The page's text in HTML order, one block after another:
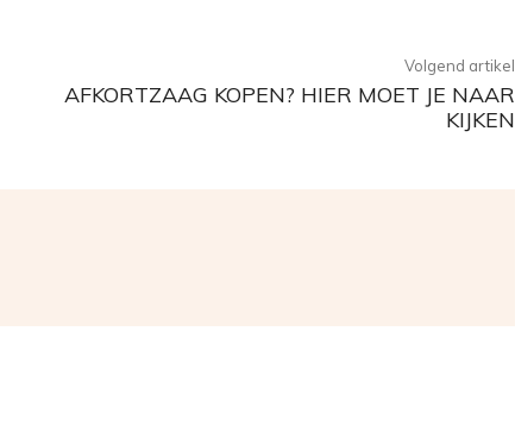
Volgend artikel
AFKORTZAAG KOPEN? HIER MOET JE NAAR
KIJKEN